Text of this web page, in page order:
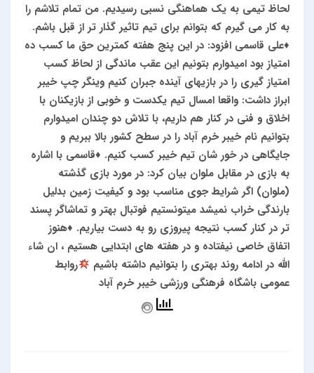
لحاظ تیمی به یک هماهنگی نسبی رسیدیم. من تمام تلاشم را
به کار می گیرم که بتوانم برای تیم تاثیر گذار تر از قبل باشم.
♦️علی قاسمی افزود: در این پنج هفته کمترین حق ما کسب ده
امتیاز بود امیدوارم بتونیم این عقب ماندگی از لحاظ کسب
امتیاز گیری را در بازیهای آینده جبران کنیم وینگر چپ خیبر
ابراز داشت: واقعا امسال تیم یکدست و خوبی از بازیکنان با
اخلاق و فنی در کنار هم داریم، با تلاش دو چندان امیدوارم
بتوانیم نام خیبر خرم آباد را در سطح کشور بالا ببریم و
جایگاهی در خور شان تیم خیبر کسب کنیم. ♦️قاسمی با اشاره
به بازی در مقابل ملوان بیان کرد: در مورد بازی گذشته
(ملوان) اگر شرایط جوی مناسب بود و کیفیت زمین بدلیل
بارندگی خراب نمیشد میتونستیم فوتبال بهتر و تماشاگر پسند
تر در کنار کسب نتیجه پیروزی رو به دست بیاریم. ♦️هنوز
اتفاق خاصی نیفتاده و در هفته های ابتدایی هستیم ، ان شاء
الله در ادامه روند بهتری را بتوانیم داشته باشیم
روابط
عمومی باشگاه فرهنگی ورزشی خیبر خرم آباد